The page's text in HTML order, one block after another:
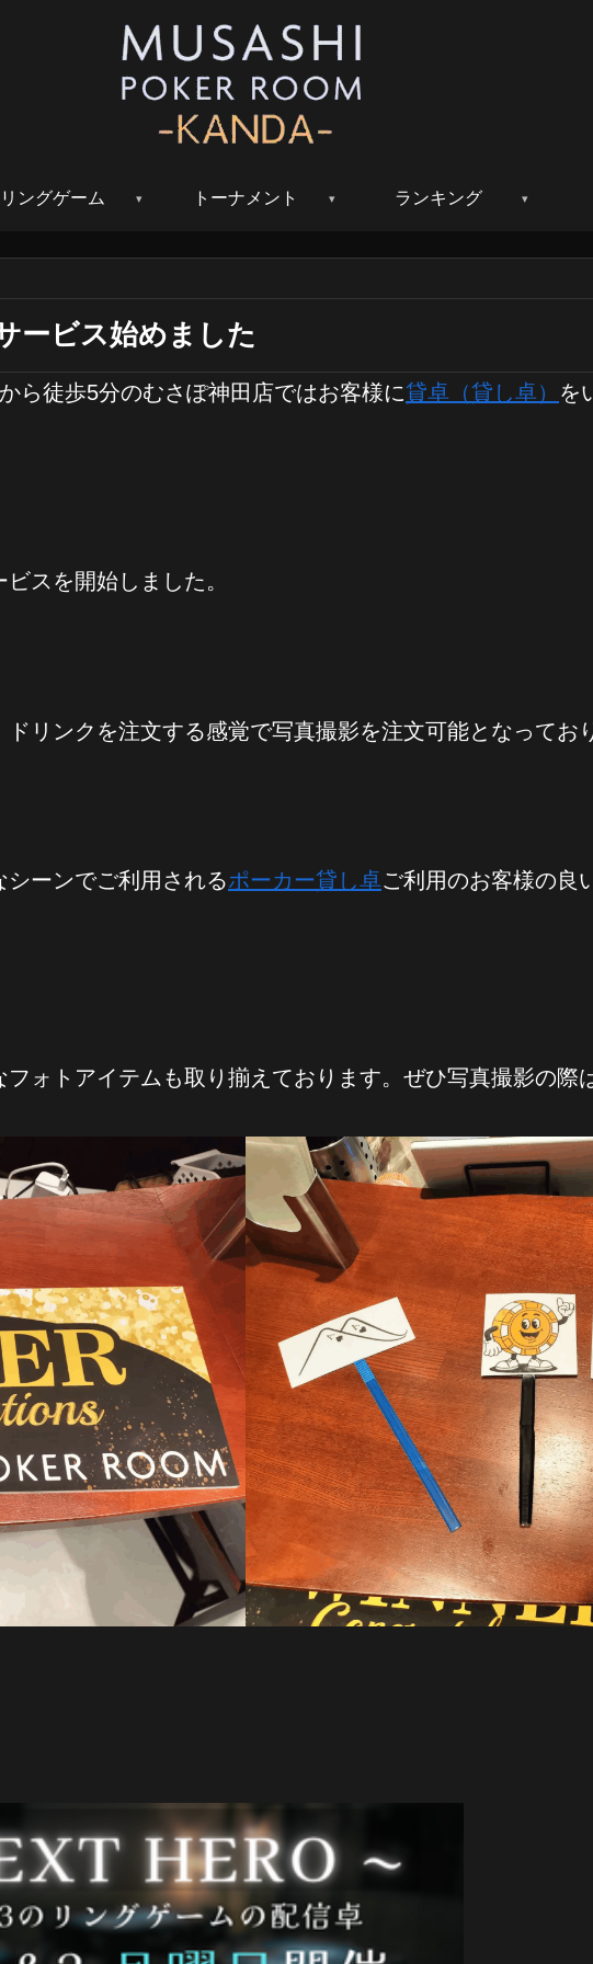
リングゲーム トーナメント ランキング
ービス始めました
ら徒歩5分のむさぽ神田店ではお客様に貸卓（貸し卓） を
スを開始しました。
リンクを注文する感覚で写真撮影を注文可能となってお
ーンでご利用されるポーカー貸し卓ご利用のお客様の良
ォトアイテムも取り揃えております。ぜひ写真撮影の際